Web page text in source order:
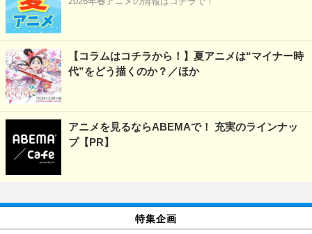
【コラムはコチラから！】夏アニメは“マイナー時
代”をどう描くのか？／ほか
アニメを見るならABEMAで！ 充実のラインナッ
プ【PR】
特集企画